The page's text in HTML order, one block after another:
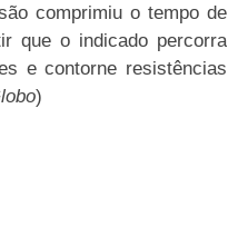
comprimiu o tempo de
que o indicado percorra
e contorne resistências
)